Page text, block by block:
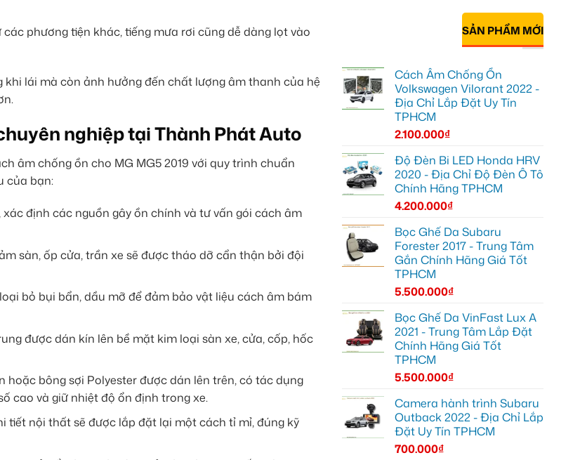
các phương tiện khác, tiếng mưa rơi cũng dễ dàng lọt vào
lái mà còn ảnh hưởng đến chất lượng âm thanh của hệ
nghiệp tại Thành Phát Auto
âm chống ồn cho MG MG5 2019 với quy trình chuẩn
của bạn:
định các nguồn gây ồn chính và tư vấn gói cách âm
sàn, ốp cửa, trần xe sẽ được tháo dỡ cẩn thận bởi đội
bỏ bụi bẩn, dầu mỡ để đảm bảo vật liệu cách âm bám
được dán kín lên bề mặt kim loại sàn xe, cửa, cốp, hốc
hoặc bông sợi Polyester được dán lên trên, có tác dụng
cao và giữ nhiệt độ ổn định trong xe.
tiết nội thất sẽ được lắp đặt lại một cách tỉ mỉ, đúng kỹ
SẢN PHẨM MỚI
Cách Âm Chống Ồn
Volkswagen Vilorant 2022 -
Địa Chỉ Lắp Đặt Uy Tín
TPHCM
2.100.000₫
Độ Đèn Bi LED Honda HRV
2020 - Địa Chỉ Độ Đèn Ô Tô
Chính Hãng TPHCM
4.200.000₫
Bọc Ghế Da Subaru
Forester 2017 - Trung Tâm
Gắn Chính Hãng Giá Tốt
TPHCM
5.500.000₫
Bọc Ghế Da VinFast Lux A
2021 - Trung Tâm Lắp Đặt
Chính Hãng Giá Tốt
TPHCM
5.500.000₫
Camera hành trình Subaru
Outback 2022 - Địa Chỉ Lắp
Đặt Uy Tín TPHCM
700.000₫